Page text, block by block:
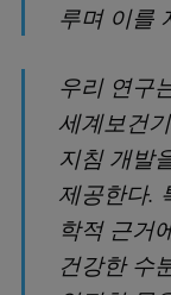
루며 이를
우리 연구
세계보건
지침 개발
제공한다.
학적 근거
건강한 수